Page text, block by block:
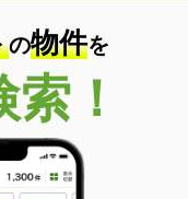
の物件を
！